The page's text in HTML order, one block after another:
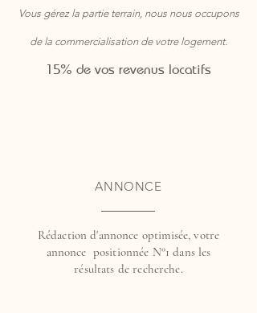
Vous gérez la partie terrain, nous nous occupons
de la commercialisation de votre logement.
15% de vos revenus locatifs
ANNONCE
Rédaction d'annonce optimisée, votre
annonce positionnée N°1 dans les
résultats de recherche.